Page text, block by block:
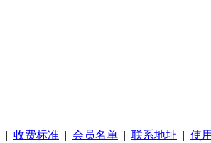
| 收费标准 | 会员名单 | 联系地址 | 使